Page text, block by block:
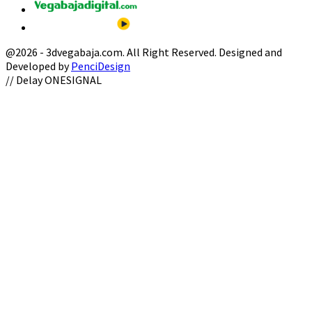
@2026 - 3dvegabaja.com. All Right Reserved. Designed and
Developed byPenciDesign
Facebook
Twitter
Instagram
Youtube
Email
// Delay ONESIGNAL